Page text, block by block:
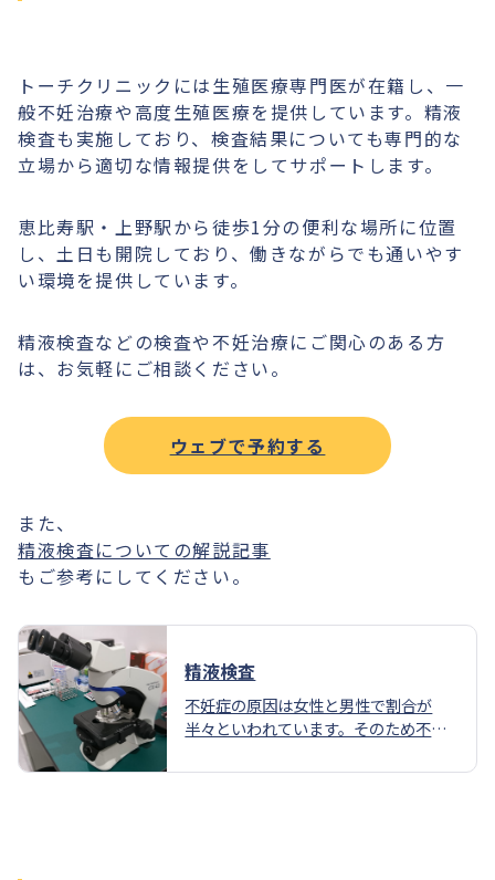
トーチクリニックには生殖医療専門医が在籍し、一
般不妊治療や高度生殖医療を提供しています。精液
検査も実施しており、検査結果についても専門的な
立場から適切な情報提供をしてサポートします。
恵比寿駅・上野駅から徒歩1分の便利な場所に位置
し、土日も開院しており、働きながらでも通いやす
い環境を提供しています。
精液検査などの検査や不妊治療にご関心のある方
は、お気軽にご相談ください。
ウェブで予約する
また、
精液検査についての解説記事
もご参考にしてください。
精液検査
不妊症の原因は女性と男性で割合が
半々といわれています。そのため不妊
ることは基本的かつ大変重要な検査で